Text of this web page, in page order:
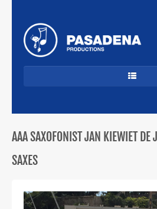
DJ'S
CUBAANS
AAA SAXOFONIST JAN KIEWIET DE
SAXES